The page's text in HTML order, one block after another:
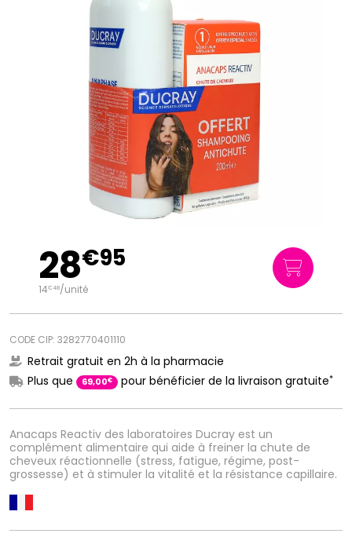
Anacaps Reactiv des laboratoires Ducray est un
complément alimentaire qui aide à freiner la chute de
cheveux réactionnelle (stress, fatigue, régime, post-
grossesse) et à stimuler la vitalité et la résistance capillaire.
28€95
14€48/unité
CODE CIP: 3282770401110
Retrait gratuit en 2h à la pharmacie
Plus que
69,00€ pour bénéficier de la livraison gratuite*